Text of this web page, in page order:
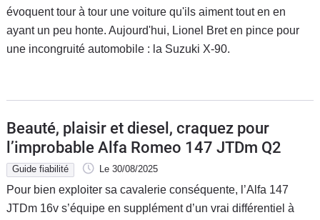
évoquent tour à tour une voiture qu'ils aiment tout en en
ayant un peu honte. Aujourd'hui, Lionel Bret en pince pour
une incongruité automobile : la Suzuki X-90.
Beauté, plaisir et diesel, craquez pour
l’improbable Alfa Romeo 147 JTDm Q2
Guide fiabilité Le 30/08/2025
Pour bien exploiter sa cavalerie conséquente, l’Alfa 147
JTDm 16v s’équipe en supplément d’un vrai différentiel à